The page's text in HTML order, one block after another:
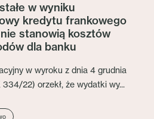
w wyniku
kredytu frankowego
stanowią kosztów
dla banku
w wyroku z dnia 4 grudnia
22) orzekł, że wydatki wy...